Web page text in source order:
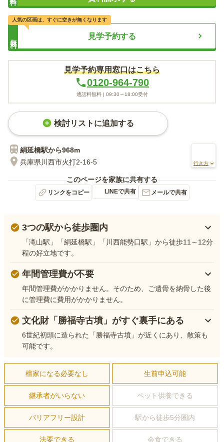
見学予約する
人気の区画は、すぐに空きが無くなります
見学予約専用窓口はこちら
0120-964-790
通話料無料 | 09:30～18:00受付
検討リストに追加する
絹延橋駅から968m
兵庫県川西市火打2-16-5
行き方
このページを家族に共有する
リンクをコピー LINEで共有 メールで共有
3つの駅から徒歩圏内
「滝山駅」「絹延橋駅」「川西能勢口駅」から徒歩11～12分
程の好立地です。
年間管理費が不要
年間管理費がかかりません。そのため、ご遺骨を納骨した後
に管理費に費用がかかりません。
文化財「勝福寺古墳」がすぐ裏手にある
6世紀初頭に造られた「勝福寺古墳」が近くにあり、散策も
可能です。
檀家になる必要なし 生前申込可能
継承者がいらない ペット供養できる
バリアフリー設計 駅から徒歩5分圏内
法要できる 会食できる